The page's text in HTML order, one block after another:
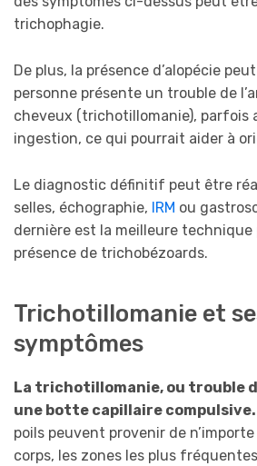
trichophagie.
De plus, la présence d’alopécie
personne présente un trouble de
cheveux (trichotillomanie), parfois
ingestion, ce qui pourrait aider à
Le diagnostic définitif peut être
selles, échographie, IRM ou
dernière est la meilleure technique
présence de trichobézoards.
Trichotillomanie et
symptômes
La trichotillomanie, ou trouble
une botte capillaire compulsive.
poils peuvent provenir de
corps, les zones les plus